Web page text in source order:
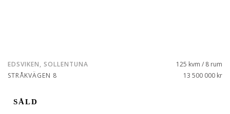
EDSVIKEN, SOLLENTUNA
STRÅKVÄGEN 8
125 kvm / 8 rum
13 500 000 kr
SÅLD